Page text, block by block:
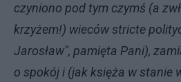
czyniono pod tym czymś (a
krzyżem!) wieców stricte
Jarosław", pamięta Pani),
o spokój i (jak księża w stanie